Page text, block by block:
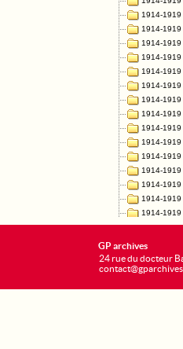
GP archives
24 rue du docteur